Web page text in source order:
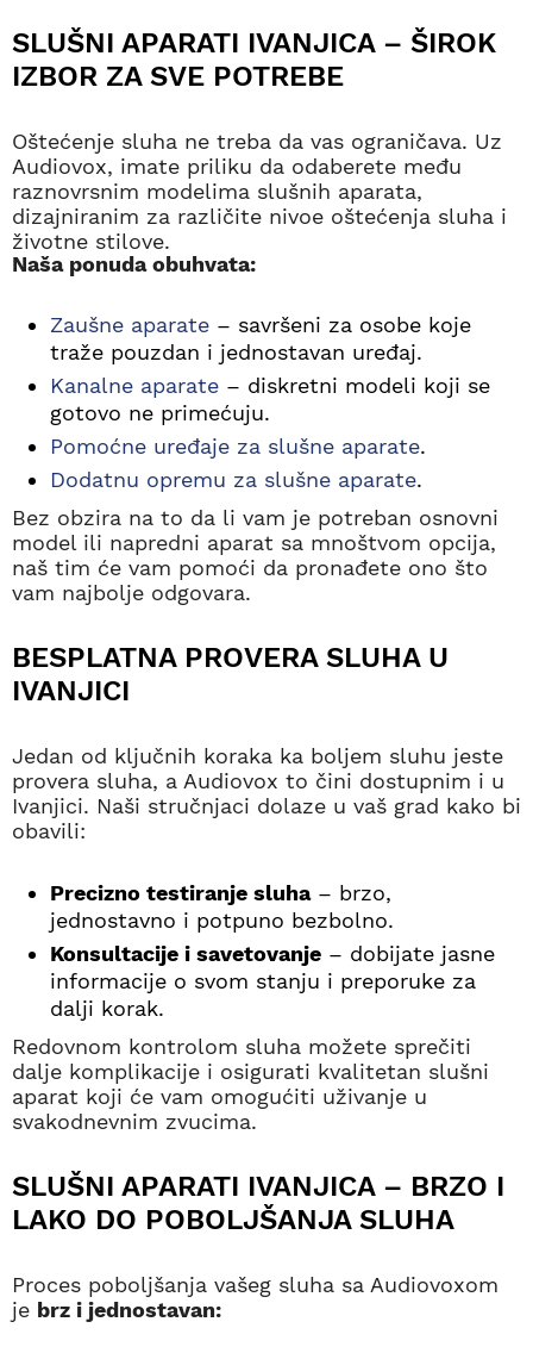
SLUŠNI APARATI IVANJICA – ŠIROK
IZBOR ZA SVE POTREBE
Oštećenje sluha ne treba da vas ograničava. Uz
Audiovox, imate priliku da odaberete među
raznovrsnim modelima slušnih aparata,
dizajniranim za različite nivoe oštećenja sluha i
životne stilove.
Naša ponuda obuhvata:
Zaušne aparate – savršeni za osobe koje
traže pouzdan i jednostavan uređaj.
Kanalne aparate – diskretni modeli koji se
gotovo ne primećuju.
Pomoćne uređaje za slušne aparate.
Dodatnu opremu za slušne aparate.
Bez obzira na to da li vam je potreban osnovni
model ili napredni aparat sa mnoštvom opcija,
naš tim će vam pomoći da pronađete ono što
vam najbolje odgovara.
BESPLATNA PROVERA SLUHA U
IVANJICI
Jedan od ključnih koraka ka boljem sluhu jeste
provera sluha, a Audiovox to čini dostupnim i u
Ivanjici. Naši stručnjaci dolaze u vaš grad kako bi
obavili:
Precizno testiranje sluha– brzo,
jednostavno i potpuno bezbolno.
Konsultacije i savetovanje – dobijate jasne
informacije o svom stanju i preporuke za
dalji korak.
Redovnom kontrolom sluha možete sprečiti
dalje komplikacije i osigurati kvalitetan slušni
aparat koji će vam omogućiti uživanje u
svakodnevnim zvucima.
SLUŠNI APARATI IVANJICA – BRZO I
LAKO DO POBOLJŠANJA SLUHA
Proces poboljšanja vašeg sluha sa Audiovoxom
je brz i jednostavan: